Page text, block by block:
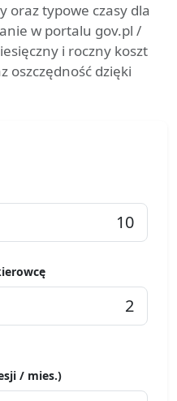
oraz typowe czasy dla
w portalu gov.pl /
i roczny koszt
oszczędność dzięki
/ mies.)